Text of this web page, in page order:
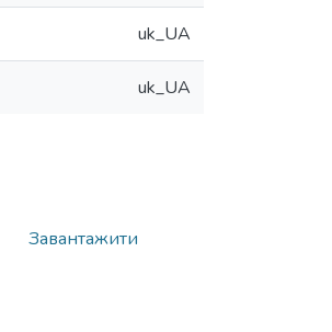
uk_UA
uk_UA
Завантажити